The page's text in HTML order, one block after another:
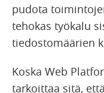
pudota
tehokas työkalu
tiedostomäärien
Koska Web
tarkoittaa sitä,